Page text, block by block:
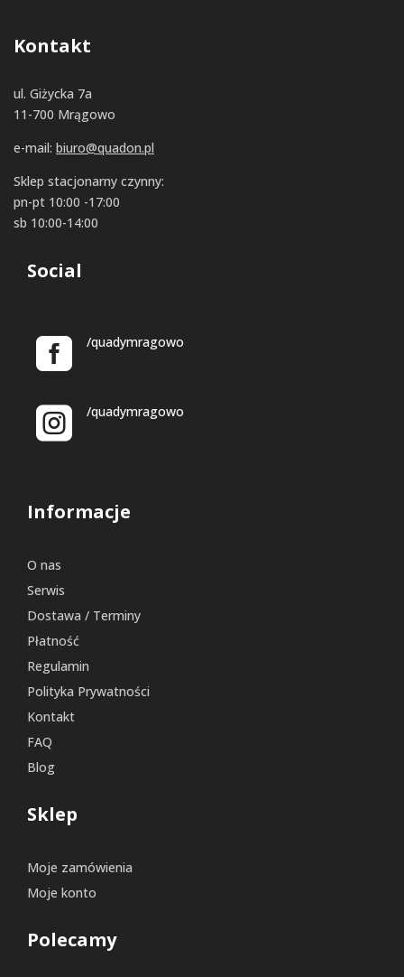
Kontakt
ul. Giżycka 7a
11-700 Mrągowo
e-mail: biuro@quadon.pl
Sklep stacjonarny czynny:
pn-pt 10:00 -17:00
sb 10:00-14:00
Social
/quadymragowo
/quadymragowo
Informacje
O nas
Serwis
Dostawa / Terminy
Płatność
Regulamin
Polityka Prywatności
Kontakt
FAQ
Blog
Sklep
Moje zamówienia
Moje konto
Polecamy